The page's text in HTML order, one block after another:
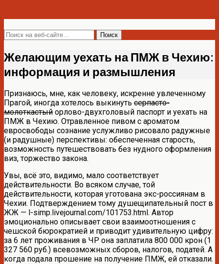
Желающим уехать на ПМЖ в Чехию:
информация и размышления
Признаюсь, мне, как человеку, искренне увлеченному
Прагой, иногда хотелось выкинуть серпасто-
молоткастый орлово-двухголовый паспорт и уехать на
ПМЖ в Чехию. Отравленное пивом с ароматом
евросвободы сознание услужливо рисовало радужные
(и радушные) перспективы: обеспеченная старость,
возможность путешествовать без нудного оформления
виз, торжество закона.
Увы, всё это, видимо, мало соответствует
действительности. Во всяком случае, той
действительности, которая уготована экс-россиянам в
Чехии. Подтверждением тому душещипательный пост в
ЖЖ — l-simp.livejournal.com/101753.html. Автор
эмоционально описывает свои взаимоотношения с
чешской бюрократией и приводит удивительную цифру:
за 6 лет проживания в ЧР она заплатила 800 000 крон (1
327 560 руб.) всевозможных сборов, налогов, податей. А
когда подала прошение на получение ПМЖ, ей отказали.